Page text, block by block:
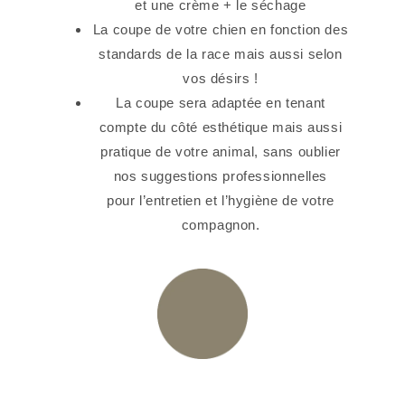
et une crème + le séchage
La coupe de votre chien en fonction des
standards de la race mais aussi selon
vos désirs !
La coupe sera adaptée en tenant
compte du côté esthétique mais aussi
pratique de votre animal, sans oublier
nos suggestions professionnelles
pour l’entretien et l’hygiène de votre
compagnon.